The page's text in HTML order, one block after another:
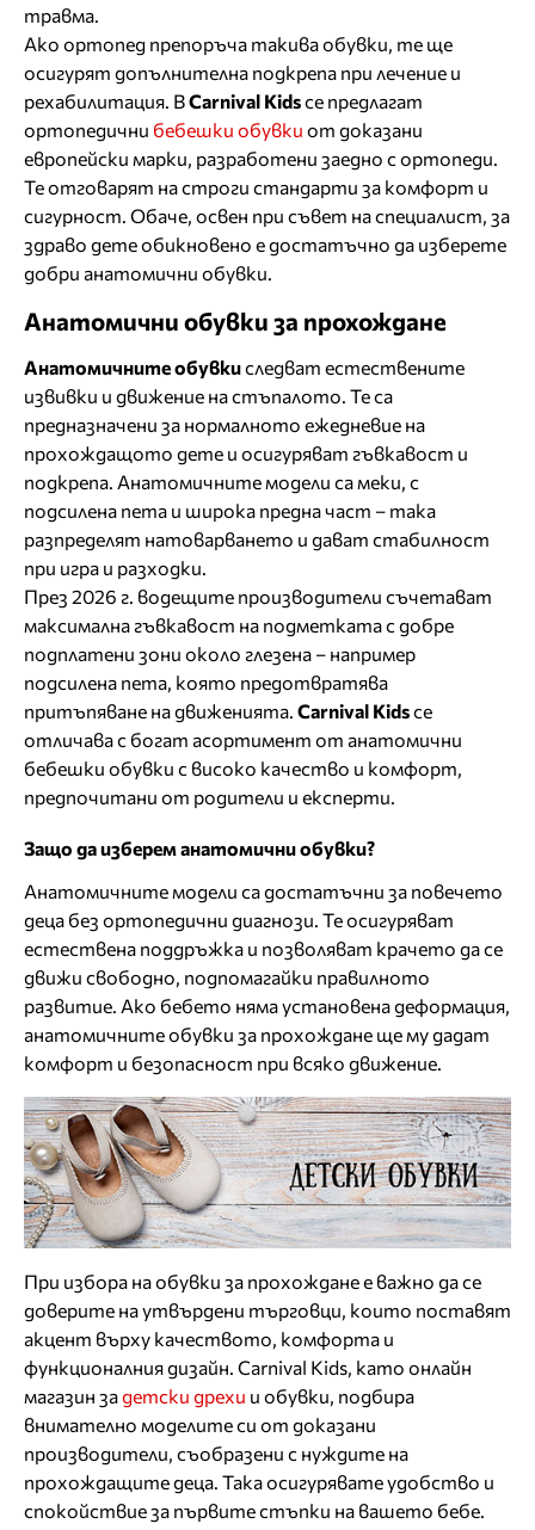
травма.
Ако ортопед препоръча такива обувки, те ще
осигурят допълнителна подкрепа при лечение и
рехабилитация. ВCarnival Kidsсе предлагат
ортопедични бебешки обувки от доказани
европейски марки, разработени заедно с ортопеди.
Те отговарят на строги стандарти за комфорт и
сигурност. Обаче, освен при съвет на специалист, за
здраво дете обикновено е достатъчно да изберете
добри анатомични обувки.
Анатомични обувки за прохождане
Анатомичните обувкиследват естествените
извивки и движение на стъпалото. Те са
предназначени за нормалното ежедневие на
прохождащото дете и осигуряват гъвкавост и
подкрепа. Анатомичните модели са меки, с
подсилена пета и широка предна част – така
разпределят натоварването и дават стабилност
при игра и разходки.
През 2026 г. водещите производители съчетават
максимална гъвкавост на подметката с добре
подплатени зони около глезена – например
подсилена пета, която предотвратява
притъпяване на движенията. Carnival Kidsсе
отличава с богат асортимент от анатомични
бебешки обувки с високо качество и комфорт,
предпочитани от родители и експерти.
Защо да изберем анатомични обувки?
Анатомичните модели са достатъчни за повечето
деца без ортопедични диагнози. Те осигуряват
естествена поддръжка и позволяват крачето да се
движи свободно, подпомагайки правилното
развитие. Ако бебето няма установена деформация,
анатомичните обувки за прохождане ще му дадат
комфорт и безопасност при всяко движение.
При избора на обувки за прохождане е важно да се
доверите на утвърдени търговци, които поставят
акцент върху качеството, комфорта и
функционалния дизайн. Carnival Kids, като онлайн
магазин задетски дрехи и обувки, подбира
внимателно моделите си от доказани
производители, съобразени с нуждите на
прохождащите деца. Така осигурявате удобство и
спокойствие за първите стъпки на вашето бебе.